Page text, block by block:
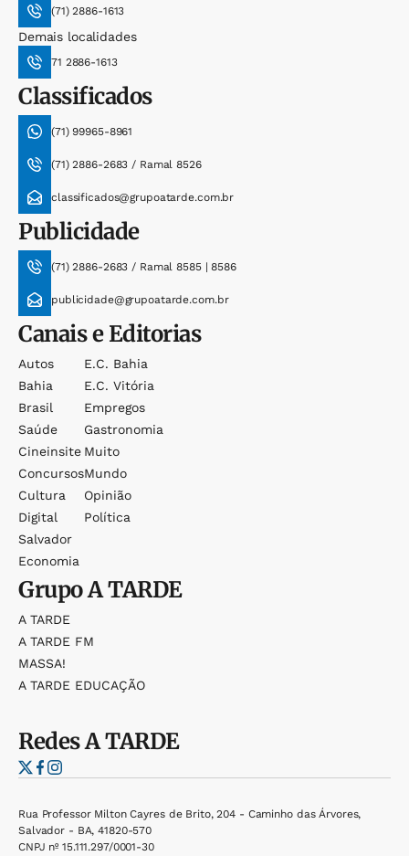
(71) 2886-1613
Demais localidades
71 2886-1613
Classificados
(71) 99965-8961
(71) 2886-2683 / Ramal 8526
classificados@grupoatarde.com.br
Publicidade
(71) 2886-2683 / Ramal 8585 | 8586
publicidade@grupoatarde.com.br
Canais e Editorias
Autos
Bahia
Brasil
Saúde
Cineinsite
Concursos
Cultura
Digital
Salvador
Economia
E.c. Bahia
E.c. Vitória
Empregos
Gastronomia
Muito
Mundo
Opinião
Política
GrupoA TARDE
A TARDE
A TARDE FM
MASSA!
A TARDE EDUCAÇÃO
RedesA TARDE
Rua Professor Milton Cayres de Brito, 204 - Caminho das Árvores,
Salvador - BA, 41820-570
CNPJ nº 15.111.297/0001-30